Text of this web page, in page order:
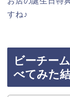
すね♪
ビーチー
べてみた結